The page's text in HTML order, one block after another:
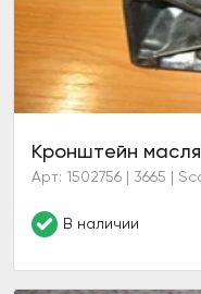
Кронштейн
Арт: 1502756 | 3665 |
В наличии